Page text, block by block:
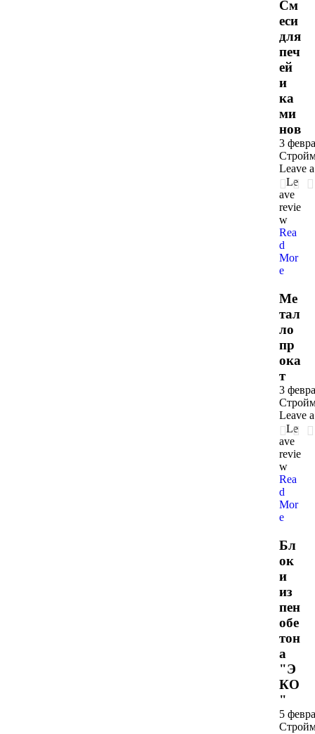
См
еси
для
печ
ей
и
ка
ми
нов
3
Leave
Le
ave
revie
w
Rea
d
Mor
e
Ме
тал
ло
пр
ока
т
3
Leave
Le
ave
revie
w
Rea
d
Mor
e
Бл
ок
и
из
пен
обе
тон
а
"Э
КО
"
5